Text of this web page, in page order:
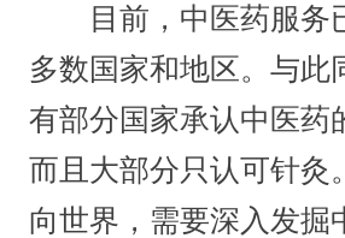
目前，中医药服务
多数国家和地区。与此
有部分国家承认中医药
而且大部分只认可针灸
向世界，需要深入发掘